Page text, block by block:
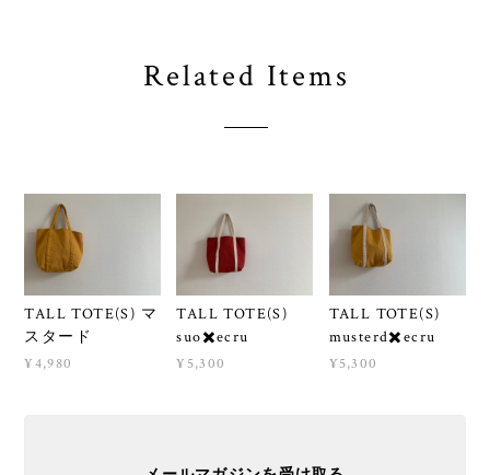
Related Items
TALL TOTE(S) マ
スタード
¥4,980
TALL TOTE(S)
suo✖️ecru
¥5,300
TALL TOTE(S)
musterd✖️ecru
¥5,300